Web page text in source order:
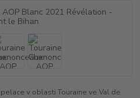
v oblasti Touraine ve Val de